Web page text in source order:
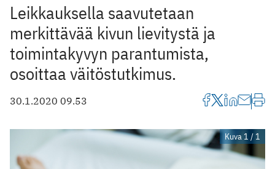
Leikkauksella saavutetaan
merkittävää kivun lievitystä ja
toimintakyvyn parantumista,
osoittaa väitöstutkimus.
30.1.2020 09.53
Kuva 1 / 1